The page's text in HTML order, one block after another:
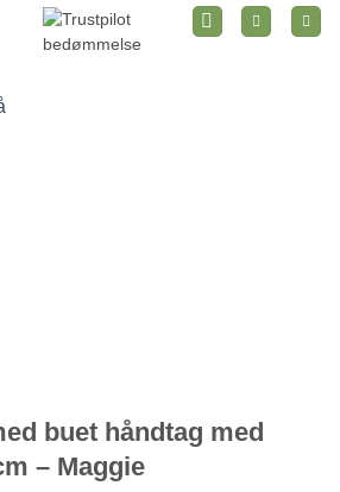
buet håndtag med
– Maggie